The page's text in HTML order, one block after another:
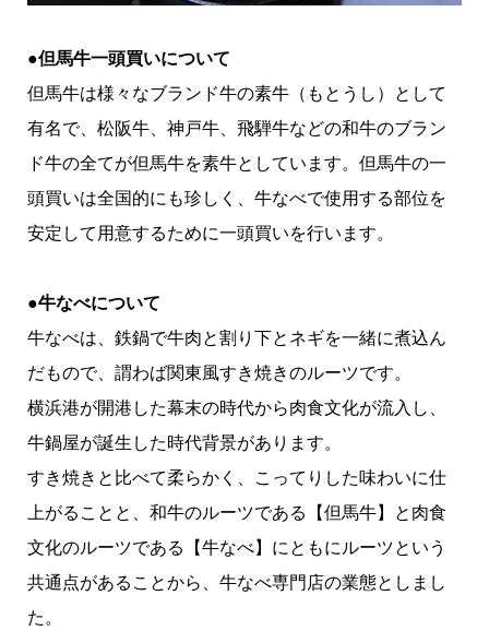
●但馬牛一頭買いについて
但馬牛は様々なブランド牛の素牛（もとうし）として
有名で、松阪牛、神戸牛、飛騨牛などの和牛のブラン
ド牛の全てが但馬牛を素牛としています。但馬牛の一
頭買いは全国的にも珍しく、牛なべで使用する部位を
安定して用意するために一頭買いを行います。
●牛なべについて
牛なべは、鉄鍋で牛肉と割り下とネギを一緒に煮込ん
だもので、謂わば関東風すき焼きのルーツです。
横浜港が開港した幕末の時代から肉食文化が流入し、
牛鍋屋が誕生した時代背景があります。
すき焼きと比べて柔らかく、こってりした味わいに仕
上がることと、和牛のルーツである【但馬牛】と肉食
文化のルーツである【牛なべ】にともにルーツという
共通点があることから、牛なべ専門店の業態としまし
た。